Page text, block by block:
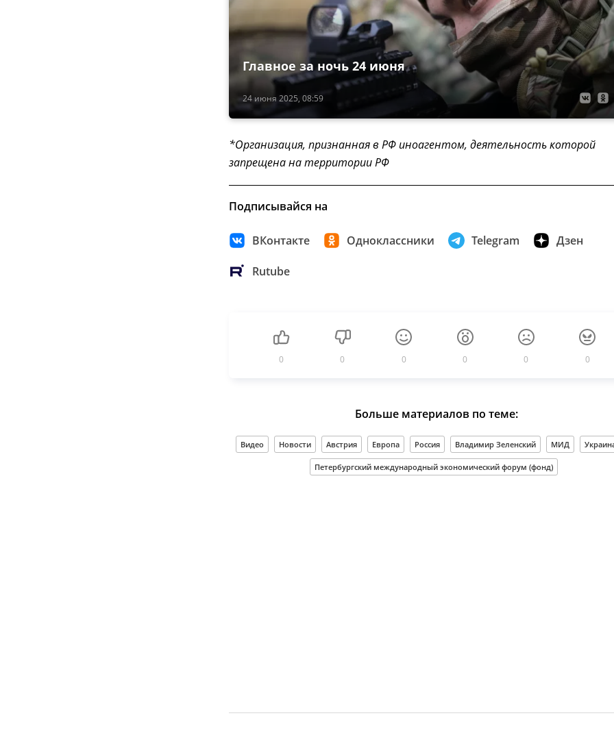
24 июня 2025, 08:59
Главное за ночь 24 июня
*Организация, признанная в РФ иноагентом, деятельность которой
запрещена на территории РФ
Подписывайся на
ВКонтакте Одноклассники Telegram Дзен
Rutube
0 0 0 0 0 0
Больше материалов по теме:
Видео Новости Австрия Европа Россия Владимир Зеленский МИД
Петербургский международный экономический форум (фонд)